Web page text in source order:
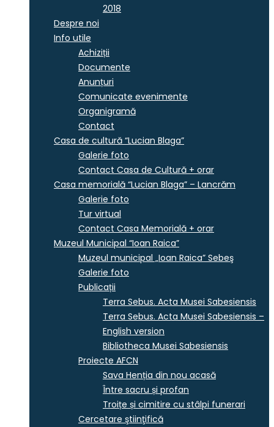
2018
Despre noi
Info utile
Achiziții
Documente
Anunțuri
Comunicate evenimente
Organigramă
Contact
Casa de cultură “Lucian Blaga”
Galerie foto
Contact Casa de Cultură + orar
Casa memorială “Lucian Blaga” – Lancrăm
Galerie foto
Tur virtual
Contact Casa Memorială + orar
Muzeul Municipal “Ioan Raica”
Muzeul municipal „Ioan Raica” Sebeş
Galerie foto
Publicații
Terra Sebus. Acta Musei Sabesiensis
Terra Sebus. Acta Musei Sabesiensis –
English version
Bibliotheca Musei Sabesiensis
Proiecte AFCN
Sava Henția din nou acasă
Între sacru și profan
Troițe și cimitire cu stâlpi funerari
Cercetare ştiinţifică